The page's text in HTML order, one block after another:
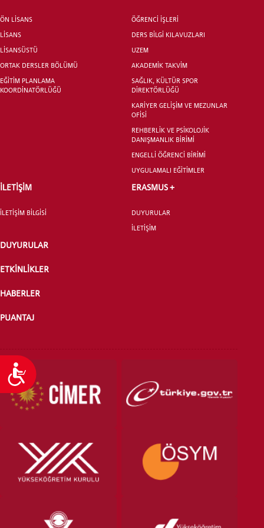
Ulaşılabilirlik
ÖN LİSANS
LİSANS
LİSANSÜSTÜ
ORTAK DERSLER BÖLÜMÜ
EĞİTİM PLANLAMA
KOORDİNATÖRLÜĞÜ
ÖĞRENCİ İŞLERİ
DERS BİLGİ KILAVUZLARI
UZEM
AKADEMİK TAKVİM
SAĞLIK, KÜLTÜR SPOR
DİREKTÖRLÜĞÜ
KARİYER GELİŞİM VE MEZUNLAR
OFİSİ
REHBERLİK VE PSİKOLOJİK
DANIŞMANLIK BİRİMİ
ENGELLİ ÖĞRENCİ BİRİMİ
UYGULAMALI EĞİTİMLER
İLETİŞİM
İLETİŞİM BİLGİSİ
ERASMUS +
DUYURULAR
İLETİŞİM
DUYURULAR
ETKİNLİKLER
HABERLER
PUANTAJ